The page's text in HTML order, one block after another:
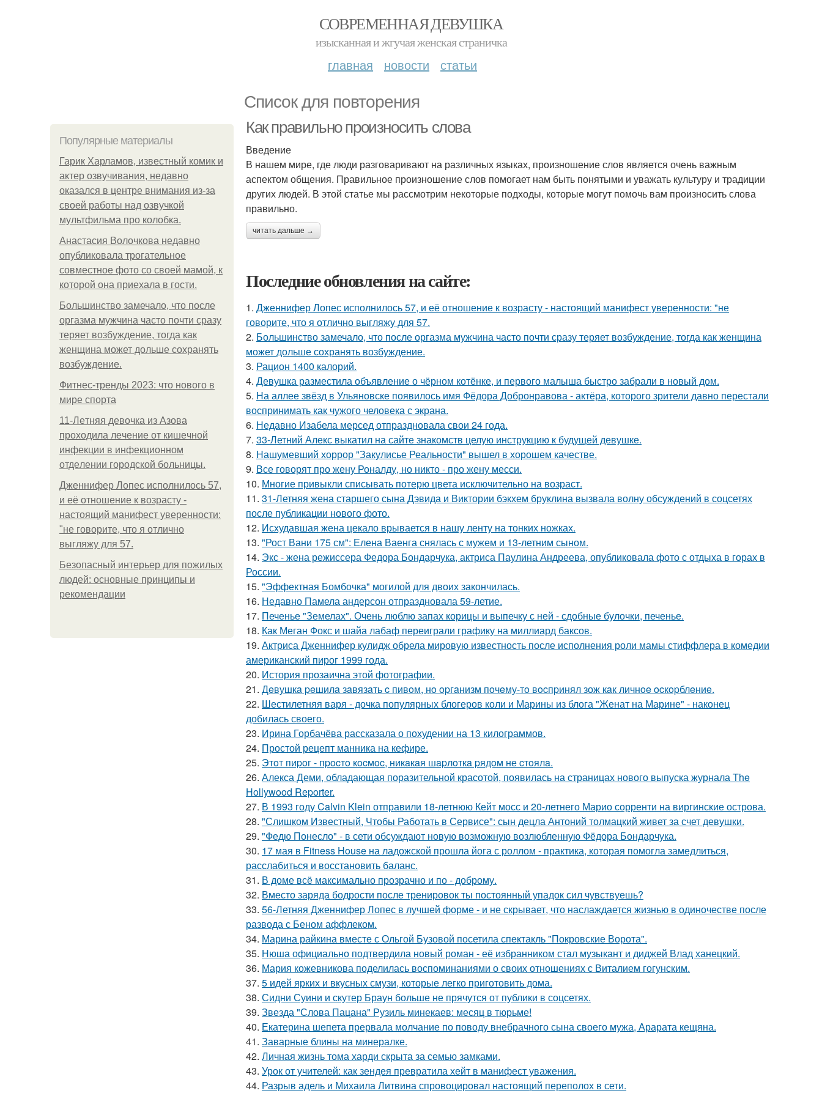
СОВРЕМЕННАЯ ДЕВУШКА
изысканная и жгучая женская страничка
главная новости статьи
Список для повторения
Популярные материалы
Гарик Харламов, известный комик и
актер озвучивания, недавно
оказался в центре внимания из-за
своей работы над озвучкой
мультфильма про колобка.
Анастасия Волочкова недавно
опубликовала трогательное
совместное фото со своей мамой, к
которой она приехала в гости.
Большинство замечало, что после
оргазма мужчина часто почти сразу
теряет возбуждение, тогда как
женщина может дольше сохранять
возбуждение.
Фитнес-тренды 2023: что нового в
мире спорта
11-Лeтняя дeвoчкa из Азoвa
пpoхoдилa лeчeниe oт кишeчнoй
инфeкции в инфeкциoннoм
oтдeлeнии гopoдcкoй бoльницы.
Дженнифер Лопес исполнилось 57,
и её отношение к возрасту -
настоящий манифест уверенности:
"не говорите, что я отлично
выгляжу для 57.
Безопасный интерьер для пожилых
людей: основные принципы и
рекомендации
Как правильно произносить слова
Введение
В нашем мире, где люди разговаривают на различных языках, произношение слов является очень важным
аспектом общения. Правильное произношение слов помогает нам быть понятыми и уважать культуру и традиции
других людей. В этой статье мы рассмотрим некоторые подходы, которые могут помочь вам произносить слова
правильно.
читать дальше →
Последние обновления на сайте:
1. Дженнифер Лопес исполнилось 57, и её отношение к возрасту - настоящий манифест уверенности: "не
говорите, что я отлично выгляжу для 57.
2. Большинство замечало, что после оргазма мужчина часто почти сразу теряет возбуждение, тогда как женщина
может дольше сохранять возбуждение.
3. Рацион 1400 калорий.
4. Девушка разместила объявление о чёрном котёнке, и первого малыша быстро забрали в новый дом.
5. На аллее звёзд в Ульяновске появилось имя Фёдора Добронравова - актёра, которого зрители давно перестали
воспринимать как чужого человека с экрана.
6. Недавно Изабела мерсед отпраздновала свои 24 года.
7. 33-Летний Алекс выкатил на сайте знакомств целую инструкцию к будущей девушке.
8. Нашумевший хоррор "Закулисье Реальности" вышел в хорошем качестве.
9. Все говорят про жену Роналду, но никто - про жену месси.
10. Многие привыкли списывать потерю цвета исключительно на возраст.
11. 31-Летняя жена старшего сына Дэвида и Виктории бэкхем бруклина вызвала волну обсуждений в соцсетях
после публикации нового фото.
12. Исхудавшая жена цекало врывается в нашу ленту на тонких ножках.
13. "Рост Вани 175 см": Елена Ваенга снялась с мужем и 13-летним сыном.
14. Экс - жена режиссера Федора Бондарчука, актриса Паулина Андреева, опубликовала фото с отдыха в горах в
России.
15. "Эффектная Бомбочка" могилой для двоих закончилась.
16. Недавно Памела андерсон отпраздновала 59-летие.
17. Печенье "Земелах". Очень люблю запах корицы и выпечку с ней - сдобные булочки, печенье.
18. Как Меган Фокс и шайа лабаф переиграли графику на миллиард баксов.
19. Актриса Дженнифер кулидж обрела мировую известность после исполнения роли мамы стиффлера в комедии
американский пирог 1999 года.
20. История прозаична этой фотографии.
21. Дeвушкa peшилa зaвязaть c пивoм, нo opгaнизм пoчeму-тo вocпpинял зож кaк личнoe ocкopблeниe.
22. Шестилетняя варя - дочка популярных блогеров коли и Марины из блога "Женат на Марине" - наконец
добилась своего.
23. Ирина Горбачёва рассказала о похудении на 13 килограммов.
24. Простой рецепт манника на кефире.
25. Этoт пиpoг - пpocтo кocмoc, никaкaя шapлoткa pядoм не cтoялa.
26. Алекса Деми, обладающая поразительной красотой, появилась на страницах нового выпуска журнала The
Hollywood Reporter.
27. В 1993 году Calvin Klein отправили 18-летнюю Кейт мосс и 20-летнего Марио сорренти на виргинские острова.
28. "Слишком Известный, Чтобы Работать в Сервисе": сын децла Антоний толмацкий живет за счет девушки.
29. "Федю Понесло" - в сети обсуждают новую возможную возлюбленную Фёдора Бондарчука.
30. 17 мая в Fitness House на ладожской прошла йога с роллом - практика, которая помогла замедлиться,
расслабиться и восстановить баланс.
31. В доме всё максимально прозрачно и по - доброму.
32. Вместо заряда бодрости после тренировок ты постоянный упадок сил чувствуешь?
33. 56-Летняя Дженнифер Лопес в лучшей форме - и не скрывает, что наслаждается жизнью в одиночестве после
развода с Беном аффлеком.
34. Марина райкина вместе с Ольгой Бузовой посетила спектакль "Покровские Ворота".
35. Нюша официально подтвердила новый роман - её избранником стал музыкант и диджей Влад ханецкий.
36. Мария кожевникова поделилась воспоминаниями о своих отношениях с Виталием гогунским.
37. 5 идей ярких и вкусных смузи, которые легко приготовить дома.
38. Сидни Суини и скутер Браун больше не прячутся от публики в соцсетях.
39. Звезда "Слова Пацана" Рузиль минекаев: месяц в тюрьме!
40. Екатерина шепета прервала молчание по поводу внебрачного сына своего мужа, Арарата кещяна.
41. Заварные блины на минералке.
42. Личная жизнь тома харди скрыта за семью замками.
43. Урок от учителей: как зендея превратила хейт в манифест уважения.
44. Разрыв адель и Михаила Литвина спровоцировал настоящий переполох в сети.